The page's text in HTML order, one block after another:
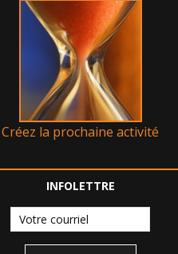
Créez la prochaine activité
INFOLETTRE